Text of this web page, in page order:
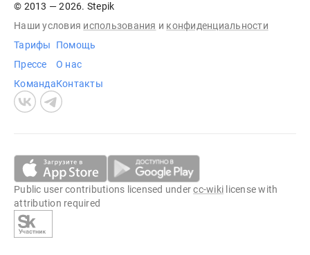
© 2013 — 2026. Stepik
Наши условия использования и конфиденциальности
Тарифы
Прессе
Команда
Помощь
О нас
Контакты
Public user contributions licensed undercc-wiki license with
attribution required